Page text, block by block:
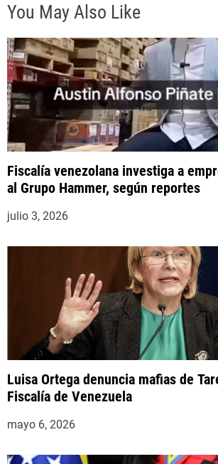
a
s
You May Also Like
Fiscalía venezolana investiga a
al Grupo Hammer, según reportes
julio 3, 2026
Luisa Ortega denuncia mafias de
Fiscalía de Venezuela
mayo 6, 2026